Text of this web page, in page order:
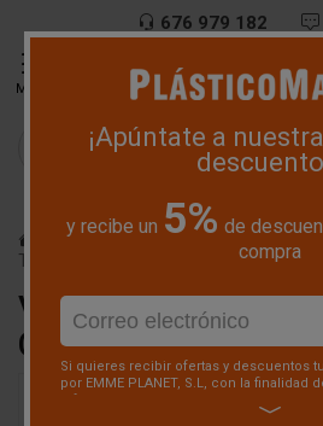
676 979 182
MENU
Vasos Térmicos Café
Vasos
Tapa Plana
VASOS TÉRMICOS
CON TAPA PLANA
¡Apúntate a
y recibe un 5% de
compra
Si quieres recibir ofertas y descuentos
por EMME PLANET, S.L, con la finalidad
información comercial mediante correo
telefónico, de aquellos productos o